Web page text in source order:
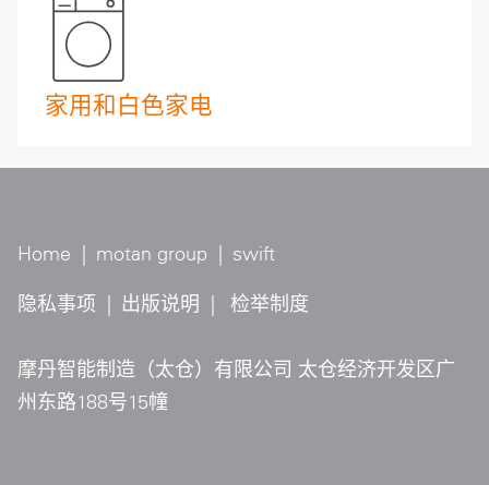
家用和白色家电
Home motan group swift
隐私事项 出版说明 检举制度
摩丹智能制造（太仓）有限公司 太仓经济开发区广
州东路188号15幢